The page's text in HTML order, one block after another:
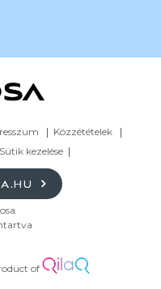
Közzétételek
Sütik kezelése
of